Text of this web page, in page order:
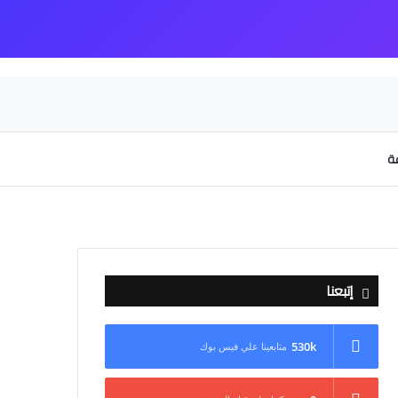
إتبعنا
530k متابعينا علي فيس بوك